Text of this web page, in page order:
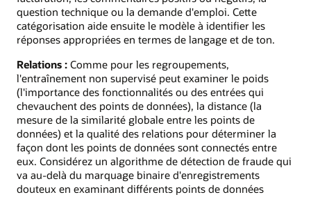
question technique ou la demande d'emploi. Cette
catégorisation aide ensuite le modèle à identifier les
réponses appropriées en termes de langage et de ton.
Relations : Comme pour les regroupements,
l'entraînement non supervisé peut examiner le poids
(l'importance des fonctionnalités ou des entrées qui
chevauchent des points de données), la distance (la
mesure de la similarité globale entre les points de
données) et la qualité des relations pour déterminer la
façon dont les points de données sont connectés entre
eux. Considérez un algorithme de détection de fraude qui
va au-delà du marquage binaire d'enregistrements
douteux en examinant différents points de données